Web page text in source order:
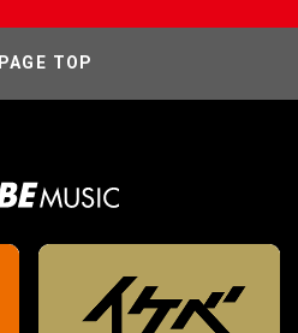
PAGE TOP